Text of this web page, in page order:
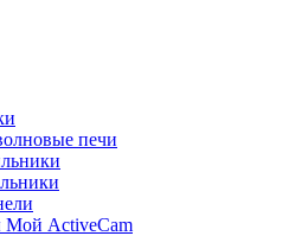
печи
Мой ActiveCam